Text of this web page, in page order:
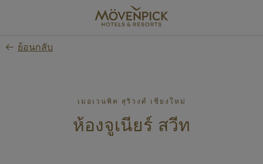
content
ย้อนกลับ
เมอเวนพิค สุริวงศ์ เชียงใหม่
ห้องจูเนียร์ สวีท